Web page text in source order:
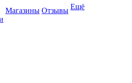
Магазины Отзывы Ещё